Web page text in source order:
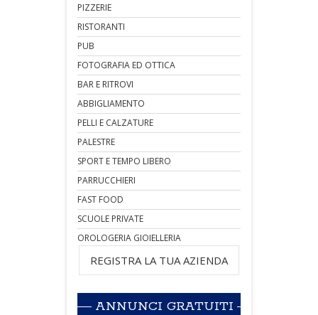
PIZZERIE
RISTORANTI
PUB
FOTOGRAFIA ED OTTICA
BAR E RITROVI
ABBIGLIAMENTO
PELLI E CALZATURE
PALESTRE
SPORT E TEMPO LIBERO
PARRUCCHIERI
FAST FOOD
SCUOLE PRIVATE
OROLOGERIA GIOIELLERIA
REGISTRA LA TUA AZIENDA
ANNUNCI GRATUITI